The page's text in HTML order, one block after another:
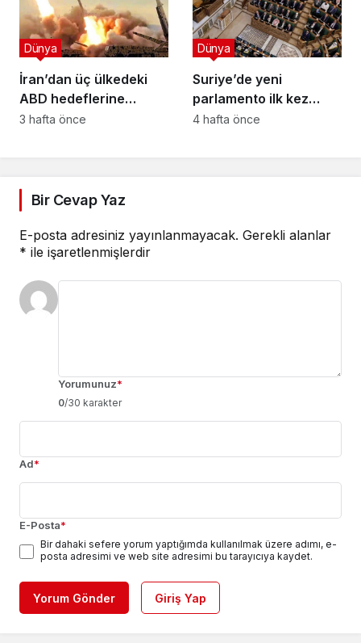
İran’dan üç ülkedeki
ABD hedeflerine
misilleme: Yapay zeka
Dünya
3 hafta önce
Suriye’de yeni
parlamento ilk kez
toplandı; Kürtler ve
Dünya
4 hafta önce
Bir Cevap Yaz
E-posta adresiniz yayınlanmayacak. Gerekli alanlar
* ile işaretlenmişlerdir
Yorumunuz*
0/30 karakter
Ad*
E-Posta*
Bir dahaki sefere yorum yaptığımda kullanılmak üzere adımı, e-
posta adresimi ve web site adresimi bu tarayıcıya kaydet.
Yorum Gönder Giriş Yap